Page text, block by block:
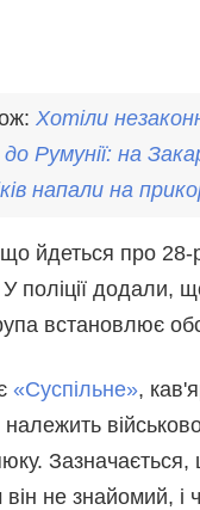
Хотіли
Румунії: на
напали на
йдеться про 28-
поліції додали,
встановлює
«Суспільне»,
Зазначається,
не знайомий, і